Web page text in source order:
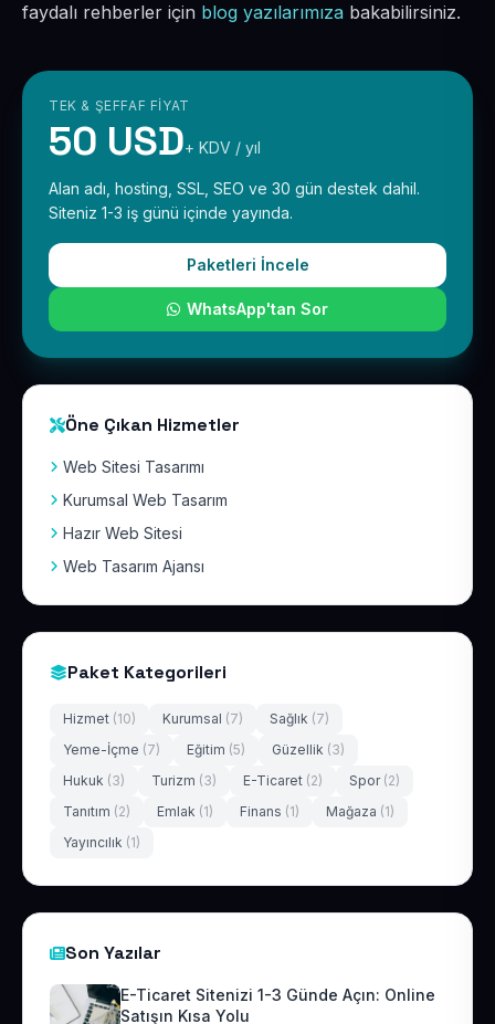
faydalı rehberler için blog yazılarımıza bakabilirsiniz.
TEK & ŞEFFAF FIYAT
50 USD+ KDV / yıl
Alan adı, hosting, SSL, SEO ve 30 gün destek dahil.
Siteniz 1-3 iş günü içinde yayında.
Paketleri İncele
WhatsApp'tan Sor
Öne Çıkan Hizmetler
Web Sitesi Tasarımı
Kurumsal Web Tasarım
Hazır Web Sitesi
Web Tasarım Ajansı
Paket Kategorileri
Hizmet (10) Kurumsal (7) Sağlık (7)
Yeme-İçme (7) Eğitim (5) Güzellik (3)
Hukuk (3) Turizm (3) E-Ticaret (2) Spor (2)
Tanıtım (2) Emlak (1) Finans (1) Mağaza (1)
Yayıncılık (1)
Son Yazılar
E-Ticaret Sitenizi 1-3 Günde Açın: Online
Satışın Kısa Yolu